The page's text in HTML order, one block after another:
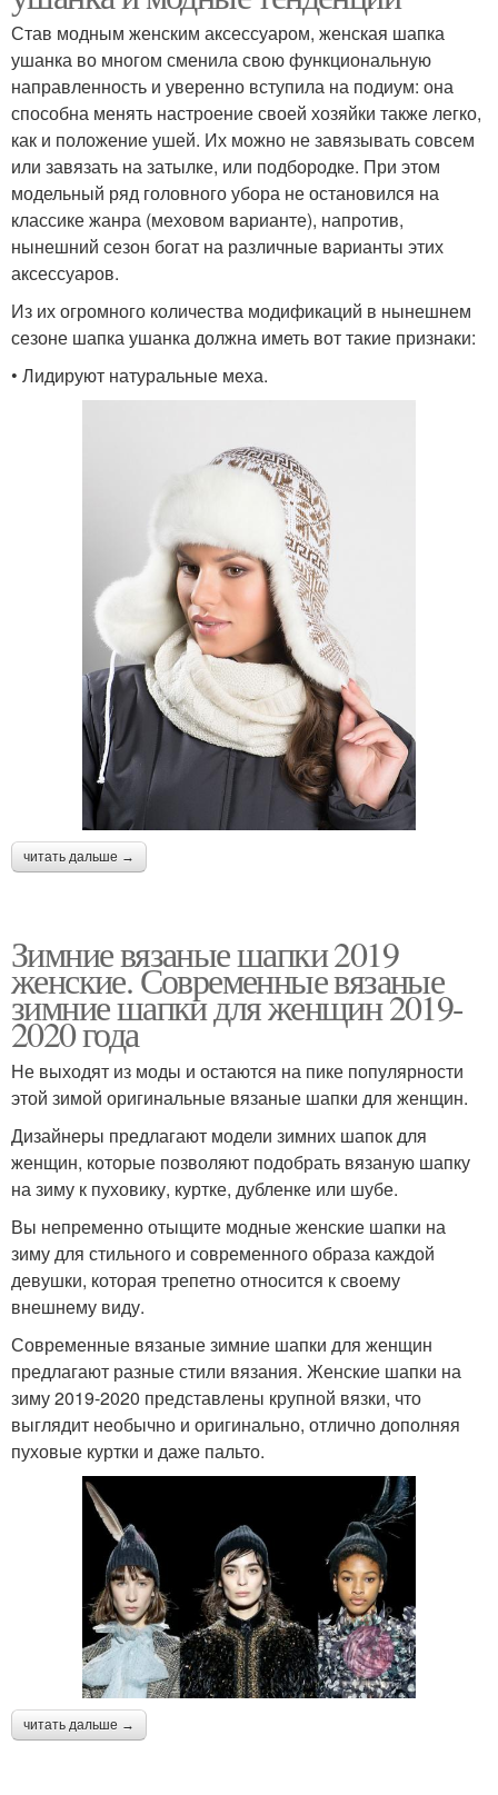
Став модным женским аксессуаром, женская шапка
ушанка во многом сменила свою функциональную
направленность и уверенно вступила на подиум: она
способна менять настроение своей хозяйки также легко,
как и положение ушей. Их можно не завязывать совсем
или завязать на затылке, или подбородке. При этом
модельный ряд головного убора не остановился на
классике жанра (меховом варианте), напротив,
нынешний сезон богат на различные варианты этих
аксессуаров.
Из их огромного количества модификаций в нынешнем
сезоне шапка ушанка должна иметь вот такие признаки:
• Лидируют натуральные меха.
читать дальше →
Зимние вязаные шапки 2019
женские. Современные вязаные
зимние шапки для женщин 2019-
2020 года
Не выходят из моды и остаются на пике популярности
этой зимой оригинальные вязаные шапки для женщин.
Дизайнеры предлагают модели зимних шапок для
женщин, которые позволяют подобрать вязаную шапку
на зиму к пуховику, куртке, дубленке или шубе.
Вы непременно отыщите модные женские шапки на
зиму для стильного и современного образа каждой
девушки, которая трепетно относится к своему
внешнему виду.
Современные вязаные зимние шапки для женщин
предлагают разные стили вязания. Женские шапки на
зиму 2019-2020 представлены крупной вязки, что
выглядит необычно и оригинально, отлично дополняя
пуховые куртки и даже пальто.
читать дальше →